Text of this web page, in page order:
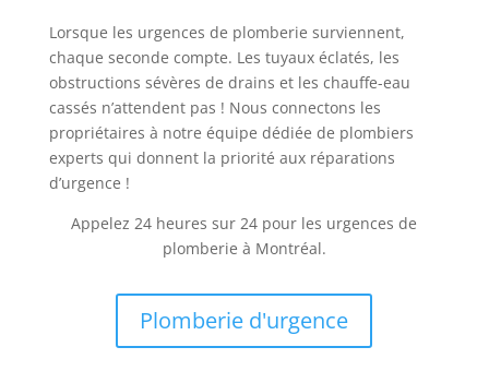
Lorsque les urgences de plomberie surviennent,
chaque seconde compte. Les tuyaux éclatés, les
obstructions sévères de drains et les chauffe-eau
cassés n’attendent pas ! Nous connectons les
propriétaires à notre équipe dédiée de plombiers
experts qui donnent la priorité aux réparations
d’urgence !
Appelez 24 heures sur 24 pour les urgences de
plomberie à Montréal.
Plomberie d'urgence